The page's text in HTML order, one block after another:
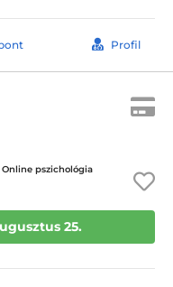
Profil
pszichológia
25.